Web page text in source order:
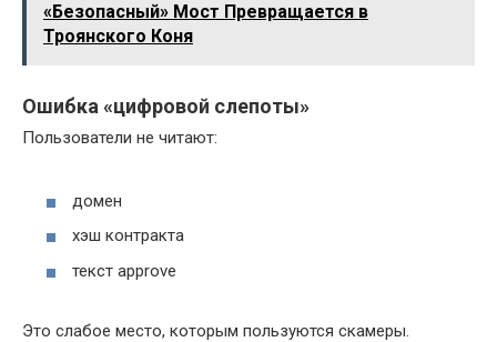
«Безопасный» Мост Превращается в
Троянского Коня
Ошибка «цифровой слепоты»
Пользователи не читают:
домен
хэш контракта
текст approve
Это слабое место, которым пользуются скамеры.